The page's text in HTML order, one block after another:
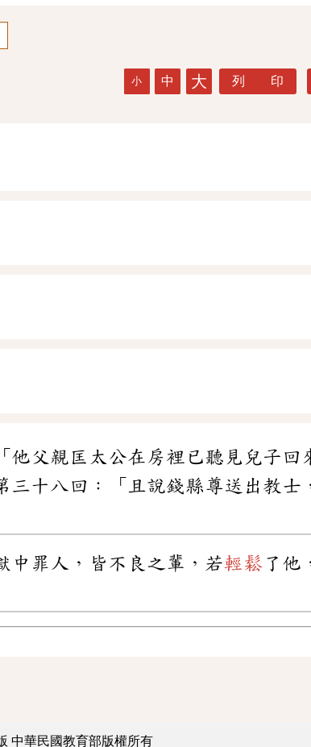
小 中 大 列 印
父親匡太公在房裡已聽見兒子回
三十八回：「且說錢縣尊送出教士
中罪人，皆不良之輩，若輕鬆 了他
中華民國教育部版權所有